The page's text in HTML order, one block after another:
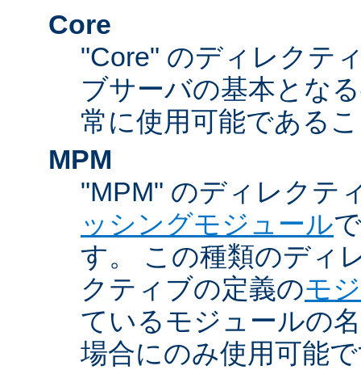
Core
"Core" のディレクテ
ブサーバの基本とな
常に使用可能である
MPM
"MPM" のディレクテ
ッシングモジュール
す。 この種類のディ
クティブの定義のモ
ているモジュールの
場合にのみ使用可能